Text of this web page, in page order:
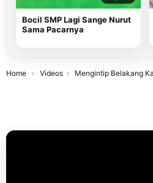
Bocil SMP Lagi Sange Nurut
Sama Pacarnya
Home › Videos › Mengintip Belakang